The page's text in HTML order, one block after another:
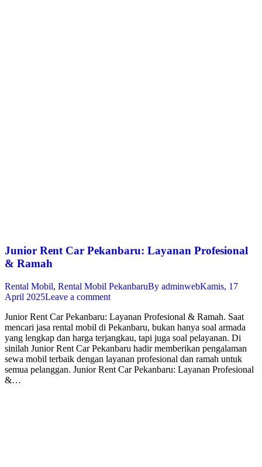
Junior Rent Car Pekanbaru: Layanan Profesional
& Ramah
Rental Mobil, Rental Mobil PekanbaruBy adminwebKamis, 17
April 2025Leave a comment
Junior Rent Car Pekanbaru: Layanan Profesional & Ramah. Saat
mencari jasa rental mobil di Pekanbaru, bukan hanya soal armada
yang lengkap dan harga terjangkau, tapi juga soal pelayanan. Di
sinilah Junior Rent Car Pekanbaru hadir memberikan pengalaman
sewa mobil terbaik dengan layanan profesional dan ramah untuk
semua pelanggan. Junior Rent Car Pekanbaru: Layanan Profesional
&…